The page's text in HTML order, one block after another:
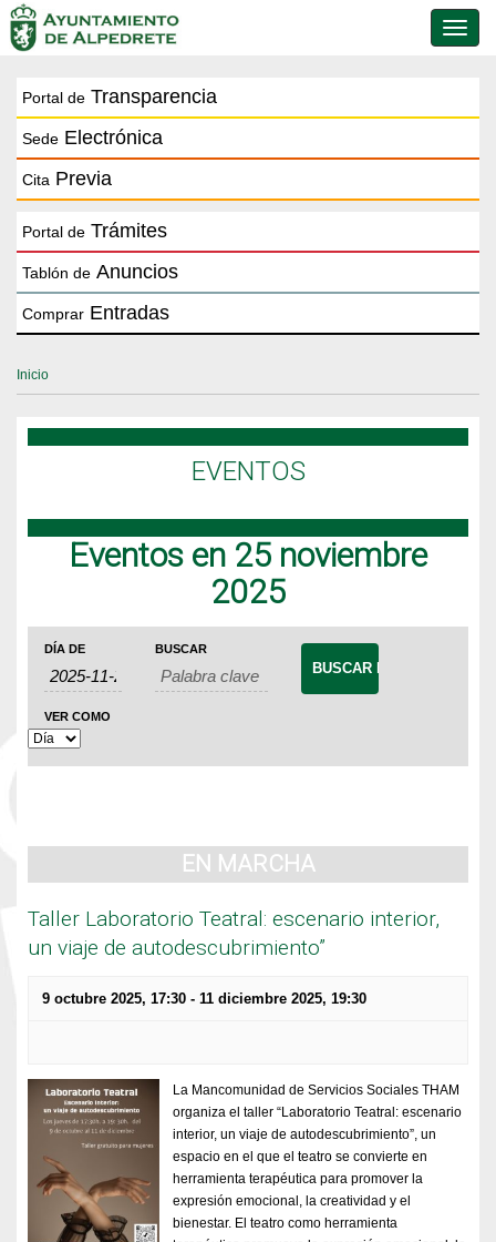
de
Portal de Transparencia
Sede Electrónica
Cita Previa
Portal de Trámites
Tablón de Anuncios
Comprar Entradas
Inicio
EVENTOS
Eventos en 25 noviembre
2025
Navegación
de
búsqueda
y
Búsqueda
de
Eventos
DÍA DE BUSCAR
Navegación
de
vistas
de
Evento
VER COMO
EN MARCHA
Taller Laboratorio Teatral: escenario interior,
un viaje de autodescubrimiento”
9 octubre 2025, 17:30 - 11 diciembre 2025, 19:30
La Mancomunidad de Servicios Sociales THAM
organiza el taller “Laboratorio Teatral: escenario
interior, un viaje de autodescubrimiento”, un
espacio en el que el teatro se convierte en
herramienta terapéutica para promover la
expresión emocional, la creatividad y el
bienestar. El teatro como herramienta